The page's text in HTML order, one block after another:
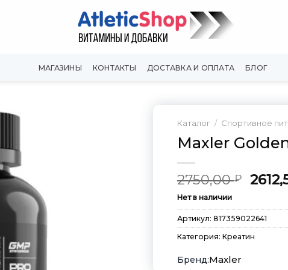
МАГАЗИНЫ КОНТАКТЫ ДОСТАВКА И ОПЛАТА БЛОГ
Каталог / Спортивное
Maxler
2750,00₽
Нет в наличии
Артикул: 817359022641
Категория: Креатин
Maxler